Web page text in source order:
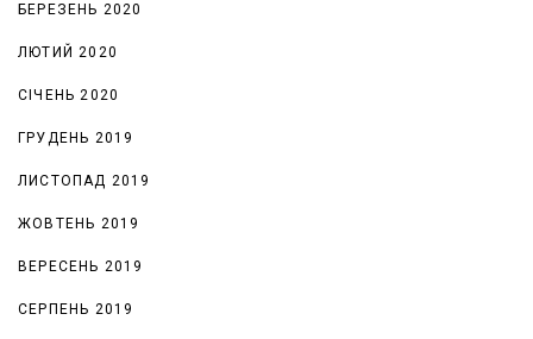
БЕРЕЗЕНЬ 2020
ЛЮТИЙ 2020
СІЧЕНЬ 2020
ГРУДЕНЬ 2019
ЛИСТОПАД 2019
ЖОВТЕНЬ 2019
ВЕРЕСЕНЬ 2019
СЕРПЕНЬ 2019